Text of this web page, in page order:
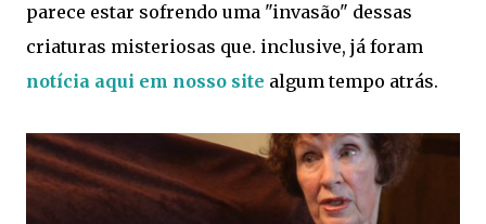
parece estar sofrendo uma "invasão" dessas
criaturas misteriosas que. inclusive, já foram
notícia aqui em nosso site algum tempo atrás.